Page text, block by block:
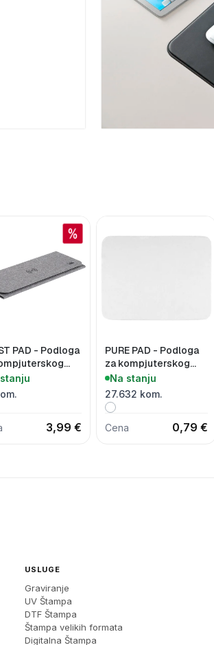
PAD - Podloga
bežični punjač
3,99 €
PURE PAD - Podloga
za kompjuterskog
miša, 3 u 1
Na stanju
27.632 kom.
Cena 0,79 €
USLUGE
Graviranje
UV Štampa
DTF Štampa
Štampa velikih formata
Digitalna Štampa